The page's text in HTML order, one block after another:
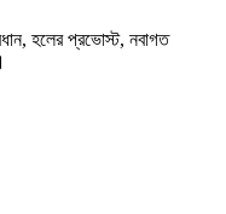
হলের প্রভোস্ট, নবাগত